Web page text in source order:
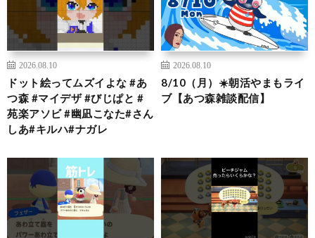
2026.08.10
ドット絵ってムズイよな #あ
つ森 #マイデザ #びじぱと #
苑楽アソビ #幽凪こなた#さん
しあ#キルハ#ナガレ
2026.08.10
8/10（月）☀️朝活やまもライ
ブ【あつ森雑談配信】